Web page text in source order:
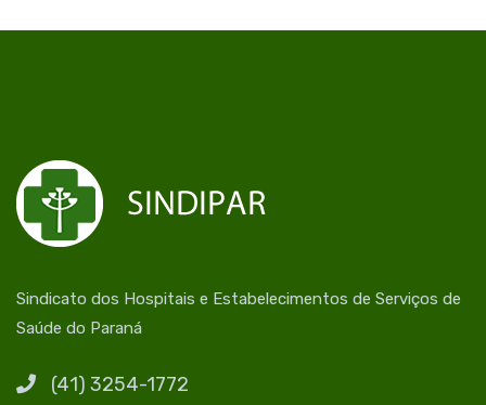
Sindicato dos Hospitais e Estabelecimentos de Serviços de
Saúde do Paraná
(41) 3254-1772